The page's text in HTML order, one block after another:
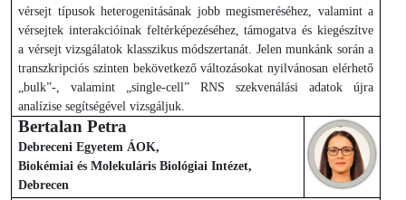
vérsejt típusok heterogenitásának jobb megismeréséhez, valamint a
vérsejtek interakcióinak feltérképezéséhez, támogatva és kiegészítve
a vérsejt vizsgálatok klasszikus módszertanát. Jelen munkánk során a
transzkripciós szinten bekövetkező változásokat nyilvánosan elérhető
„bulk”-, valamint „single-cell” RNS szekvenálási adatok újra
analízise segítségével vizsgáljuk.
Bertalan Petra
Debreceni Egyetem ÁOK,
Biokémiai és Molekuláris Biológiai Intézet,
Debrecen